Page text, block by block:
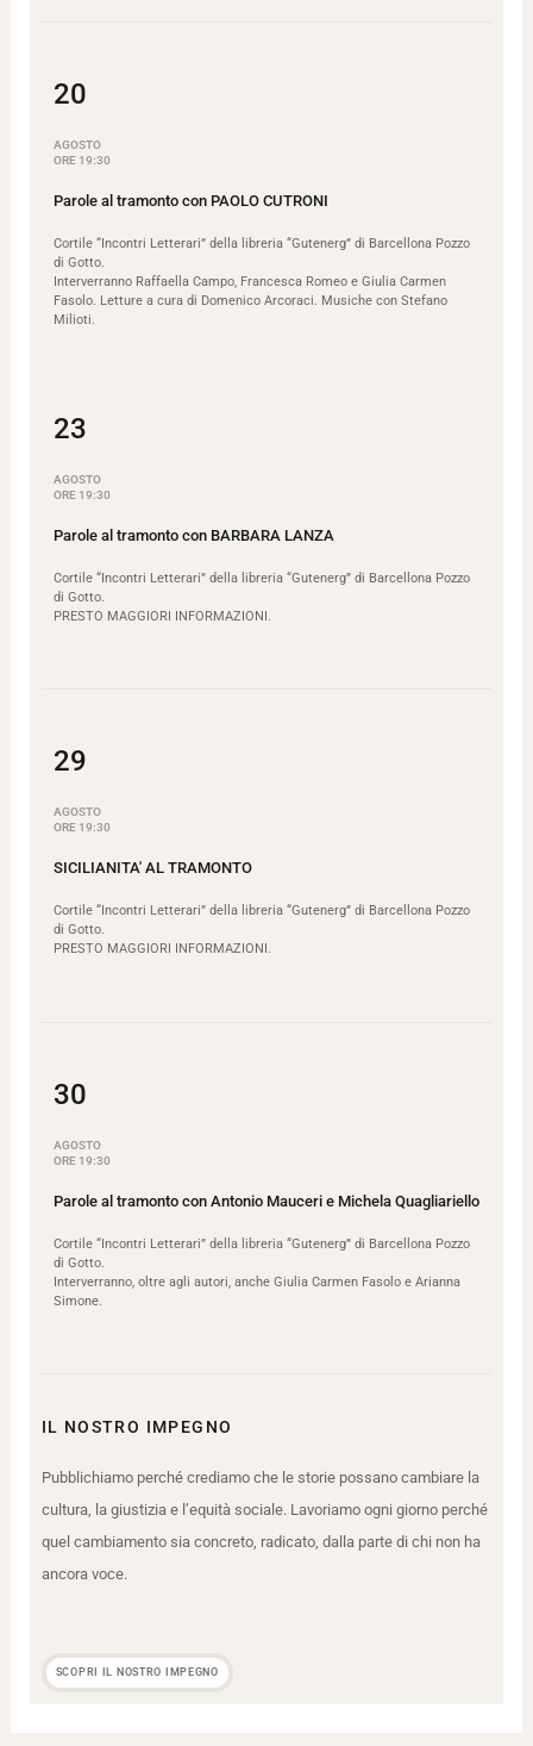
20
AGOSTO
ORE 19:30
Parole al tramonto con PAOLO CUTRONI
Cortile “Incontri Letterari” della libreria “Gutenerg” di Barcellona Pozzo
di Gotto.
Interverranno Raffaella Campo, Francesca Romeo e Giulia Carmen
Fasolo. Letture a cura di Domenico Arcoraci. Musiche con Stefano
Milioti.
23
AGOSTO
ORE 19:30
Parole al tramonto con BARBARA LANZA
Cortile “Incontri Letterari” della libreria “Gutenerg” di Barcellona Pozzo
di Gotto.
PRESTO MAGGIORI INFORMAZIONI.
29
AGOSTO
ORE 19:30
SICILIANITA' AL TRAMONTO
Cortile “Incontri Letterari” della libreria “Gutenerg” di Barcellona Pozzo
di Gotto.
PRESTO MAGGIORI INFORMAZIONI.
30
AGOSTO
ORE 19:30
Parole al tramonto con Antonio Mauceri e Michela Quagliariello
Cortile “Incontri Letterari” della libreria “Gutenerg” di Barcellona Pozzo
di Gotto.
Interverranno, oltre agli autori, anche Giulia Carmen Fasolo e Arianna
Simone.
IL NOSTRO IMPEGNO
Pubblichiamo perché crediamo che le storie possano cambiare la
cultura, la giustizia e l’equità sociale. Lavoriamo ogni giorno perché
quel cambiamento sia concreto, radicato, dalla parte di chi non ha
ancora voce.
SCOPRI IL NOSTRO IMPEGNO